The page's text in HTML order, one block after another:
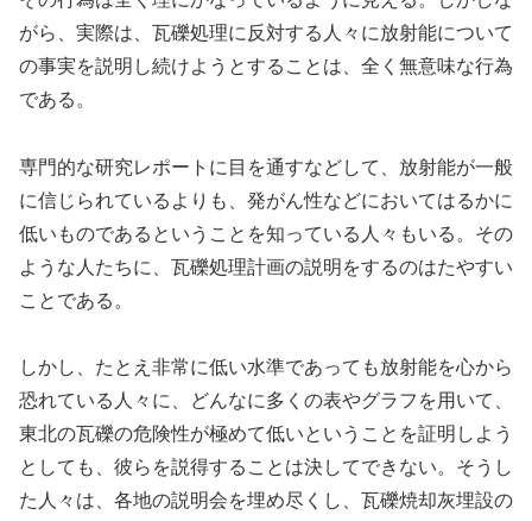
がら、実際は、瓦礫処理に反対する人々に放射能について
の事実を説明し続けようとすることは、全く無意味な行為
である。
専門的な研究レポートに目を通すなどして、放射能が一般
に信じられているよりも、発がん性などにおいてはるかに
低いものであるということを知っている人々もいる。その
ような人たちに、瓦礫処理計画の説明をするのはたやすい
ことである。
しかし、たとえ非常に低い水準であっても放射能を心から
恐れている人々に、どんなに多くの表やグラフを用いて、
東北の瓦礫の危険性が極めて低いということを証明しよう
としても、彼らを説得することは決してできない。そうし
た人々は、各地の説明会を埋め尽くし、瓦礫焼却灰埋設の